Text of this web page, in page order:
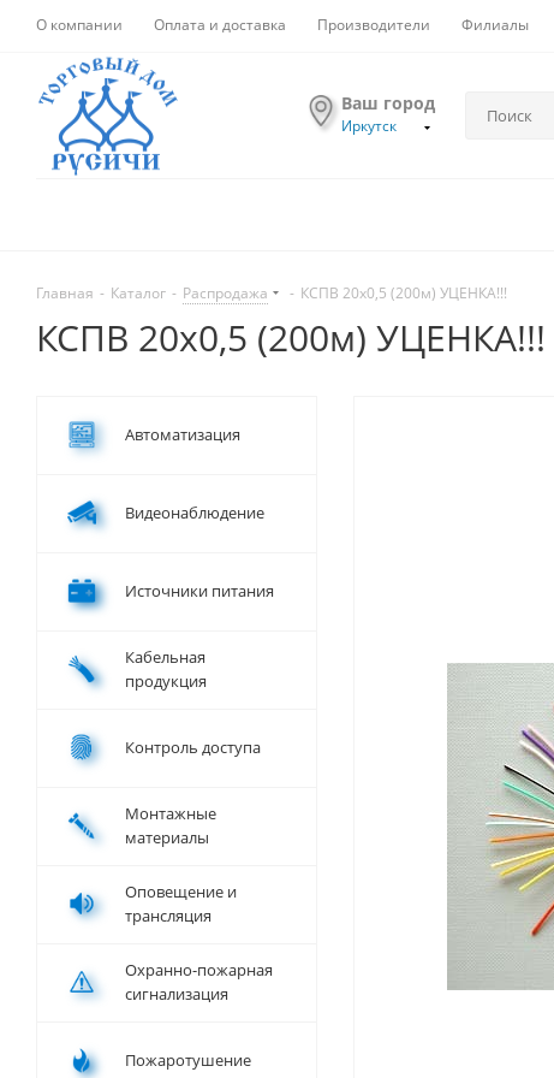
О компании Оплата и доставка Производители Филиалы
Ваш город
Иркутск
Главная - Каталог - Распродажа - КСПВ 20х0,5 (200м) УЦЕНКА!!!
КСПВ 20х0,5 (200м) УЦЕНКА!!!
Автоматизация
Видеонаблюдение
Источники питания
Кабельная
продукция
Контроль доступа
Монтажные
материалы
Оповещение и
трансляция
Охранно-пожарная
сигнализация
Пожаротушение